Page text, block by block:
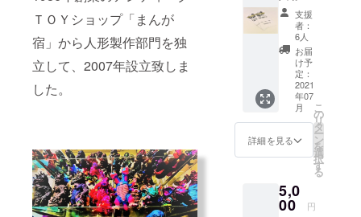
ＴＯＹショップ「まんが
宿」から人形製作部門を独
立して、2007年設立致しま
した。
ておりま
す。
常にチャレ
ンジ精神を
持った製品
づくりで皆
様からご好
ただいてお
有効期
限は博
物館
オープ
ンから1
年間と
なりま
す) ・ミ
ニフィ
ギュア1
体(ソフ
ビの叫
び) ・お
紙
支援
者：
6人
お届
け予
定：
2021
年07
月
詳細を見る
こ
の
リ
タ
ー
ン
を
選
択
す
る
5,0
00 円